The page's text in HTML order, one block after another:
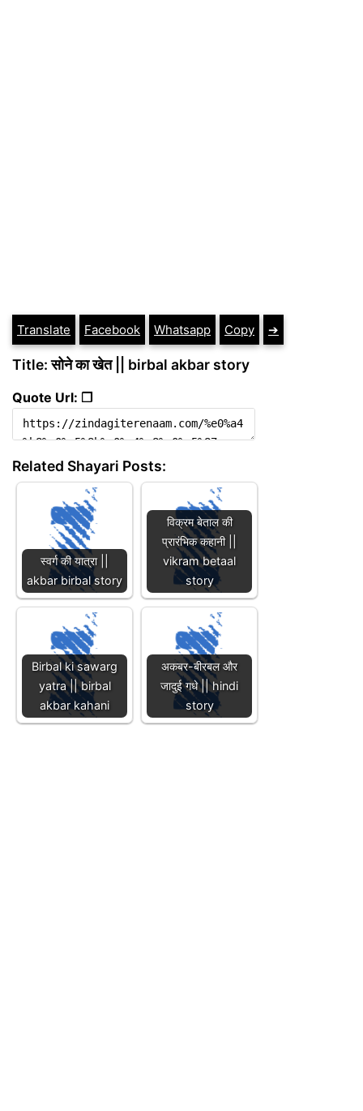
Translate Facebook Whatsapp Copy ➔
Title: सोने का खेत || birbal akbar story
Quote Url: ❐
Related Shayari Posts:
स्वर्ग की यात्रा ||
akbar birbal story
विक्रम बेताल की
प्रारंभिक कहानी ||
vikram betaal
story
Birbal ki sawarg
yatra || birbal
akbar kahani
अकबर-बीरबल और
जादुई गधे || hindi
story